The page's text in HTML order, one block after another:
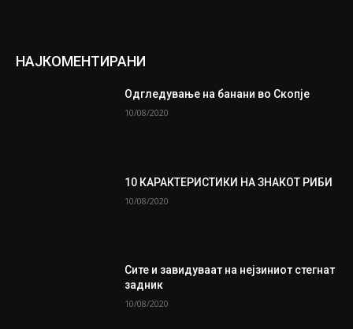
НАЈКОМЕНТИРАНИ
Одгледување на банани во Скопје
10/08/2020
10 КАРАКТЕРИСТИКИ НА ЗНАКОТ РИБИ
10/08/2020
Сите и завидуваат на нејзиниот стегнат
задник
10/08/2020